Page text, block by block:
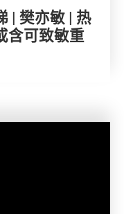
| 樊亦敏 | 热
含可致敏重